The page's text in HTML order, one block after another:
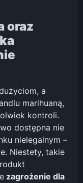
oraz
a
marihuaną,
kontroli.
dostępna nie
nielegalnym –
Niestety, takie
zagrożenie dla